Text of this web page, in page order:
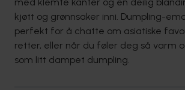
kjøtt og grønnsaker inni. Dumpling-
perfekt for å chatte om asiatiske
retter, eller når du føler deg så varm
som litt dampet dumpling.